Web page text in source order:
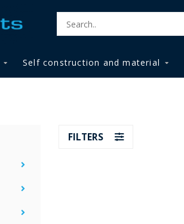
Self construction and material
FILTERS